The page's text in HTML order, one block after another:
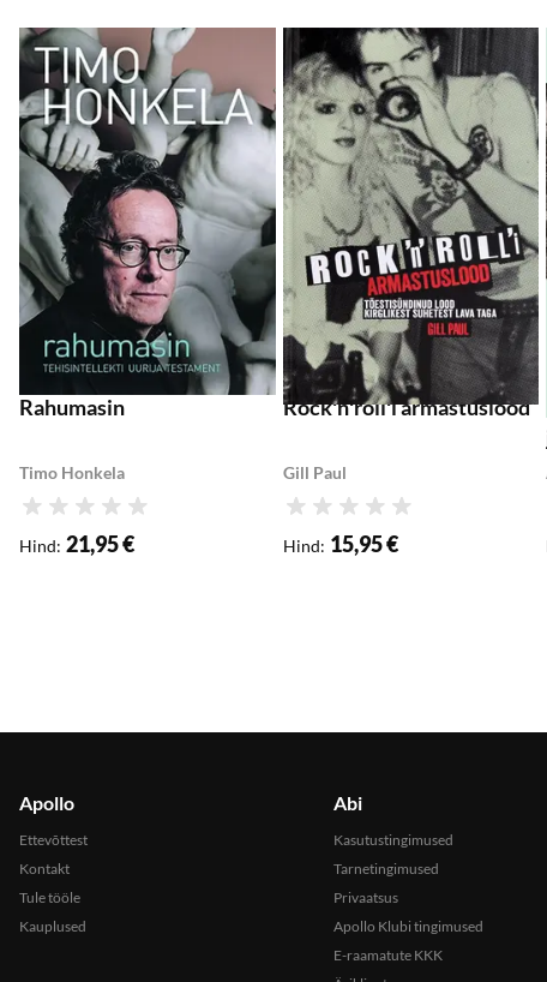
Rahumasin
Timo Honkela
Hinnang
Hind: 21,95 €
Lisa soovikorvi
Lisa ostukorvi
Rockʹnʹrollʹi armastuslood
Gill Paul
Hinnang
Hind: 15,95 €
Lisa ostukorvi
Apollo
Ettevõttest
Kontakt
Tule tööle
Kauplused
Abi
Kasutustingimused
Tarnetingimused
Privaatsus
Apollo Klubi tingimused
E-raamatute KKK